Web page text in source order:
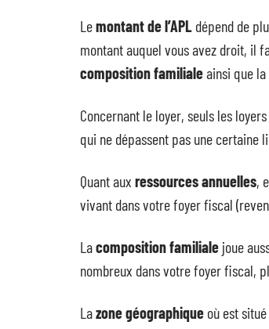
Lemontant de l’APL dépend de
montant auquel vous avez droit, il
composition familialeainsi que la
Concernant le loyer, seuls les
qui ne dépassent pas une certaine
Quant aux ressources annuelles,
vivant dans votre foyer fiscal
Lacomposition familiale joue
nombreux dans votre foyer fiscal,
Lazone géographique où est